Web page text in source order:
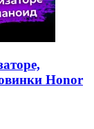
Honor